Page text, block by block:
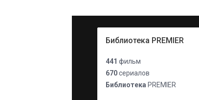
Библиотека PREMIER
441 фильм
670сериалов
Библиотека PREMIER